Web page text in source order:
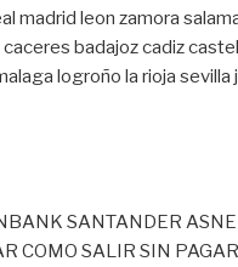
madrid leon zamora
badajoz cadiz
logroño la rioja sevilla
SANTANDER
COMO SALIR SIN PAGAR